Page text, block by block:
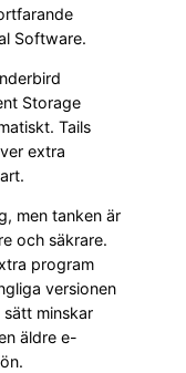
Software.
Storage
Tails
extra
men tanken är
och säkrare.
program
versionen
minskar
äldre e-